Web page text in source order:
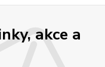
akce a